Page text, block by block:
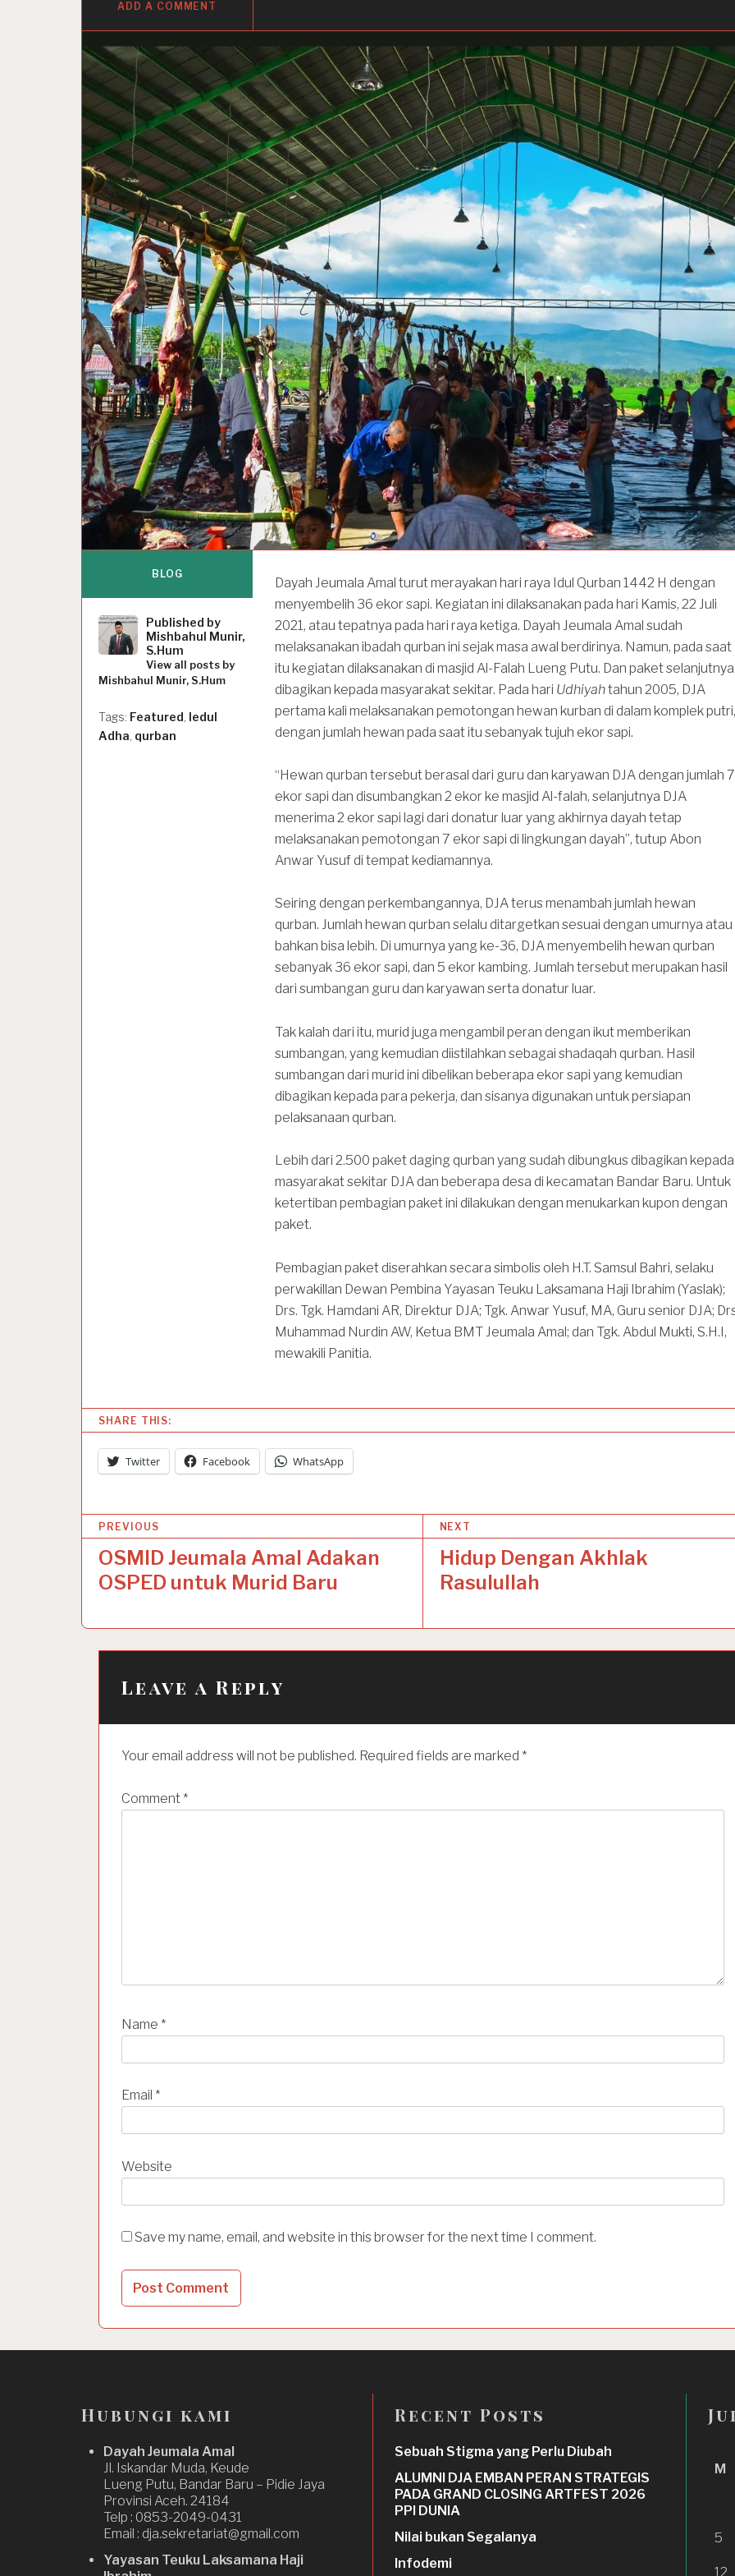
ADD A COMMENT
Dayah Jeumala Amal turut merayakan hari raya Idul Qurban 1442 H dengan
menyembelih 36 ekor sapi. Kegiatan ini dilaksanakan pada hari Kamis, 22 Juli
2021, atau tepatnya pada hari raya ketiga. Dayah Jeumala Amal sudah
melaksanakan ibadah qurban ini sejak masa awal berdirinya. Namun, pada saat
itu kegiatan dilaksanakan di masjid Al-Falah Lueng Putu. Dan paket selanjutnya
dibagikan kepada masyarakat sekitar. Pada hari Udhiyahtahun 2005, DJA
pertama kali melaksanakan pemotongan hewan kurban di dalam komplek putri,
dengan jumlah hewan pada saat itu sebanyak tujuh ekor sapi.
“Hewan qurban tersebut berasal dari guru dan karyawan DJA dengan jumlah 7
ekor sapi dan disumbangkan 2 ekor ke masjid Al-falah, selanjutnya DJA
menerima 2 ekor sapi lagi dari donatur luar yang akhirnya dayah tetap
melaksanakan pemotongan 7 ekor sapi di lingkungan dayah”, tutup Abon
Anwar Yusuf di tempat kediamannya.
Seiring dengan perkembangannya, DJA terus menambah jumlah hewan
qurban. Jumlah hewan qurban selalu ditargetkan sesuai dengan umurnya atau
bahkan bisa lebih. Di umurnya yang ke-36, DJA menyembelih hewan qurban
sebanyak 36 ekor sapi, dan 5 ekor kambing. Jumlah tersebut merupakan hasil
dari sumbangan guru dan karyawan serta donatur luar.
Tak kalah dari itu, murid juga mengambil peran dengan ikut memberikan
sumbangan, yang kemudian diistilahkan sebagai shadaqah qurban. Hasil
sumbangan dari murid ini dibelikan beberapa ekor sapi yang kemudian
dibagikan kepada para pekerja, dan sisanya digunakan untuk persiapan
pelaksanaan qurban.
Lebih dari 2.500 paket daging qurban yang sudah dibungkus dibagikan kepada
masyarakat sekitar DJA dan beberapa desa di kecamatan Bandar Baru. Untuk
ketertiban pembagian paket ini dilakukan dengan menukarkan kupon dengan
paket.
Pembagian paket diserahkan secara simbolis oleh H.T. Samsul Bahri, selaku
perwakillan Dewan Pembina Yayasan Teuku Laksamana Haji Ibrahim (Yaslak);
Drs. Tgk. Hamdani AR, Direktur DJA; Tgk. Anwar Yusuf, MA, Guru senior DJA;
Muhammad Nurdin AW, Ketua BMT Jeumala Amal; dan Tgk. Abdul Mukti, S.H.I,
mewakili Panitia.
BLOG
Published by
Mishbahul Munir,
S.Hum
View all posts by
Mishbahul Munir, S.Hum
Tags: Featured, Iedul
Adha, qurban
SHARE THIS:
Twitter Facebook WhatsApp
o
n
PREVIOUS
OSMID Jeumala Amal Adakan
OSPED untuk Murid Baru
NEXT
Hidup Dengan Akhlak
Rasulullah
Leave a Reply
Your email address will not be published. Required fields are marked *
Comment *
Name *
Email *
Website
Save my name, email, and website in this browser for the next time I comment.
Hubungi kami
Dayah Jeumala Amal
Jl. Iskandar Muda, Keude
Lueng Putu, Bandar Baru – Pidie Jaya
Provinsi Aceh. 24184
Telp : 0853-2049-0431
Email : dja.sekretariat@gmail.com
Yayasan Teuku Laksamana Haji
Recent Posts
Sebuah Stigma yang Perlu Diubah
ALUMNI DJA EMBAN PERAN STRATEGIS
PADA GRAND CLOSING ARTFEST 2026
PPI DUNIA
Nilai bukan Segalanya
Infodemi
M
5
12